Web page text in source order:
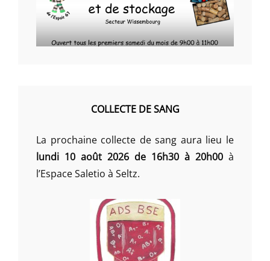
COLLECTE DE SANG
La prochaine collecte de sang aura lieu le
lundi 10 août 2026 de 16h30 à 20h00 à
l’Espace Saletio à Seltz.